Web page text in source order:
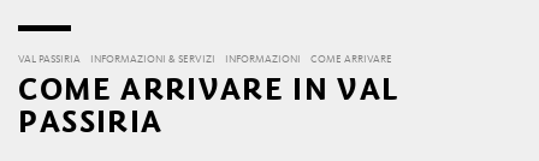
VAL PASSIRIA INFORMAZIONI & SERVIZI INFORMAZIONI COME ARRIVARE
COME ARRIVARE IN VAL
PASSIRIA